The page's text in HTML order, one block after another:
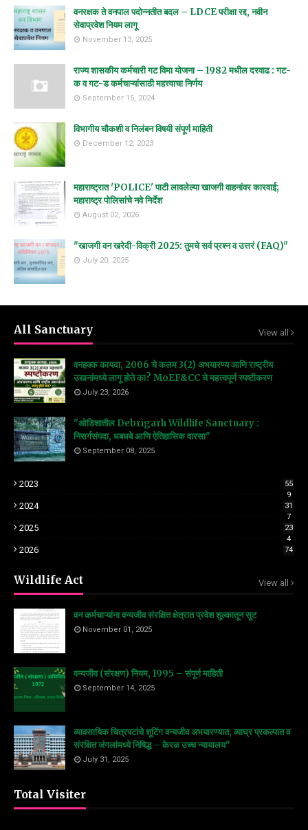
वनरक्षक ते वनपाल पदोन्नतीत बदल – LDCE परीक्षा रद्द, नवीन
सेवाप्रवेश नियम लागू
November 13, 2025
राज्य शासकीय कर्मचारी गट विमा योजना – 1982 मधील दरवाढ : गट-
क व गट-ड कर्मचाऱ्यांसाठी महत्त्वाचा निर्णय
September 15, 2024
विभागीय चौकशी व निलंबन विषयी संपूर्ण माहिती
December 12, 2023
महाराष्ट्रात 'POLICE' पाटी लावलेल्या खाजगी वाहनांवर कारवाई;
महाराष्ट्र पोलिसांचे नवे निर्देश
August 02, 2026
"खाजगी वन खरेदी-विक्री 2025: तुमचे सर्व प्रश्न व उत्तरं (FAQ)"
July 20, 2025
All Sanctuary View all
वनहक्क कायदा, 2006 चे कलम 3(2) अभयारण्य आणि राष्ट्रीय
उद्यानांमध्ये लागू होते का? MoEF&CC चे महत्त्वपूर्ण स्पष्टीकरण
July 23, 2026
"ओडिशातील Debrigarh Wildlife Sanctuary :
निसर्गसंपदा, धबधबे आणि ऐतिहासिक वारसा"
September 08, 2025
2023
55
9
2024
31
7
2025
23
4
2026 74
Wildlife Act View all
वन कर्मचाऱ्यांना वन्यजीव संरक्षित क्षेत्रात प्रवेश शुल्कातून सूट
November 01, 2025
वन्यजीव (संरक्षण) नियम, 1995 – संपूर्ण माहिती
September 14, 2025
व्यावसायिक चित्रपटांचे शूटिंग वन्यजीव अभयारण्यात, व्याघ्र प्रकल्पात व
संरक्षित जंगलांमध्ये निषिद्ध – केरळ उच्च न्यायालय"
July 31, 2025
Total Visiter